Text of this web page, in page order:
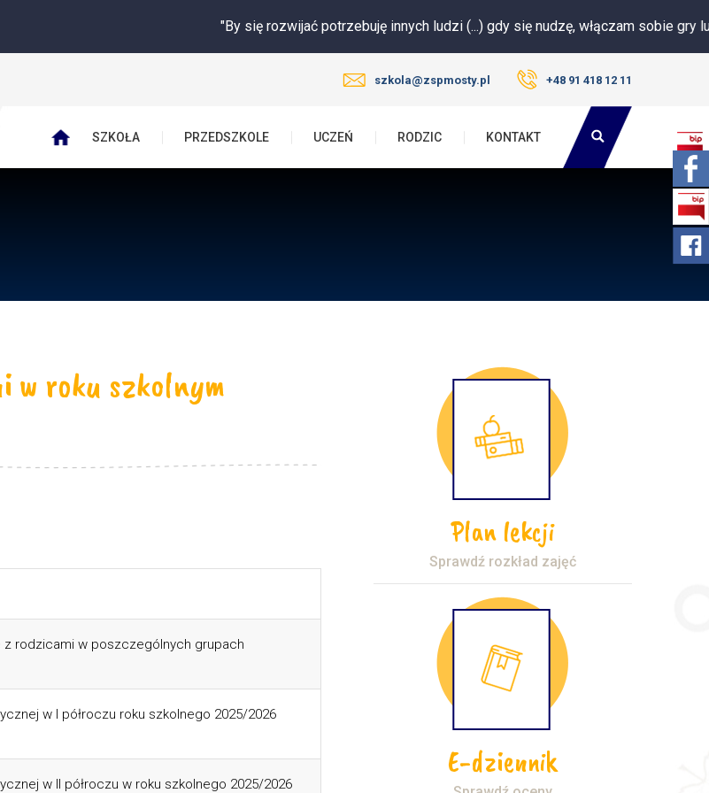
"By się rozwijać potrzebuję innych ludzi (...) gdy się nudzę, włączam sobie gry lub filmik.
szkola@zspmosty.pl +48 91 418 12 11
SZKOŁA PRZEDSZKOLE UCZEŃ RODZIC KONTAKT
w roku szkolnym
z rodzicami w poszczególnych grupach
w I półroczu roku szkolnego 2025/2026
w II półroczu w roku szkolnego 2025/2026
Plan lekcji
Sprawdź rozkład zajęć
E-dziennik